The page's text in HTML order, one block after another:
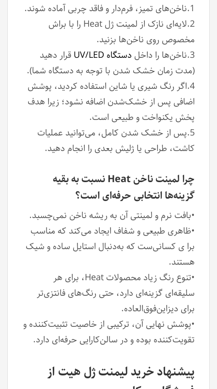
1.ناخن‌های تمیز، فرم‌دار و فاقد چربی آماده شوند.
2.لایه‌ای نازک از لمینت ژل Heat را با براش
مخصوص روی ناخن‌ها بزنید.
3.ناخن‌ها را داخل
دستگاه UV/LED
قرار دهید
(مدت زمان خشک شدن با توجه به دستگاه شما).
4.اگر رنگ شیری یا شاین استفاده کردید، پوشش
اضافی پس از خشک‌شدن اضافه نشود؛ زیرا هدف
پخش یکنواخت و طبیعی است.
5.پس از خشک شدن کامل، می‌توانید عملیات
کاشت، طراحی یا ژلیش بعدی را انجام دهید.
چرا لمینت ناخن Heat نسبت به بقیه
گزینه‌ها انتخابی حرفه‌ای است؟
•بافت نرم و لمینتی آن به ریشه ناخن نمی‌چسبد.
•ظاهری طبیعی و شفاف ایجاد می‌کند که مناسب
‌برا ی کسانی‌ست که به‌دنبال استایل ساده و شیک
هستند.
•تنوع رنگ زیاد محصولات Heat، برای هر
سلیقه‌ای گزینه‌ای دارد، حتی رنگ‌های فانتزی‌تر
برای دیزاین‌فوق‌العاده.
•پوشش نهایی آن، ترکیبی از خاصیت تثبیت‌کننده و
تقویت‌کننده بوده و در سالن‌کارایی حرفه‌ای دارد.
پیشنهاد خرید لیمنت ژل هیت از